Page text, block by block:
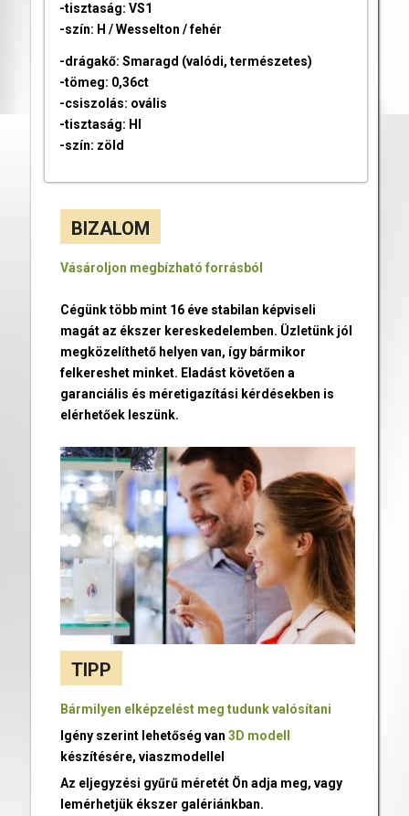
-tisztaság: VS1
-szín: H / Wesselton / fehér
-drágakő: Smaragd (valódi, természetes)
-tömeg: 0,36ct
-csiszolás: ovális
-tisztaság: HI
-szín: zöld
BIZALOM
Vásároljon megbízható forrásból
Cégünk több mint 16 éve stabilan képviseli
magát az ékszer kereskedelemben. Üzletünk jól
megközelíthető helyen van, így bármikor
felkereshet minket. Eladást követően a
garanciális és méretigazítási kérdésekben is
elérhetőek leszünk.
TIPP
Bármilyen elképzelést meg tudunk valósítani
Igény szerint lehetőség van 3D modell
készítésére, viaszmodellel
Az eljegyzési gyűrű méretét Ön adja meg, vagy
lemérhetjük ékszer galériánkban.